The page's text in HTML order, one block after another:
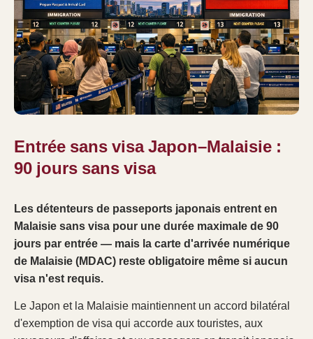
Entrée sans visa Japon–Malaisie :
90 jours sans visa
Les détenteurs de passeports japonais entrent en
Malaisie sans visa pour une durée maximale de 90
jours par entrée — mais la carte d'arrivée numérique
de Malaisie (MDAC) reste obligatoire même si aucun
visa n'est requis.
Le Japon et la Malaisie maintiennent un accord bilatéral
d'exemption de visa qui accorde aux touristes, aux